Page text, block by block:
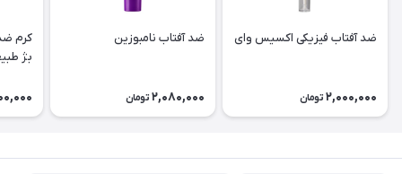
ضد آفتاب فیزیکی اکسیس وای
2,000,000 تومان
ضد آفتاب نامبوزین
2,080,000 تومان
کرم
بژ